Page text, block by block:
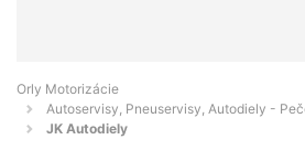
Orly Motorizácie
Autoservisy, Pneuservisy, Autodiely -
JK Autodiely